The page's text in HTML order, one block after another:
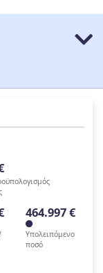
464.997 €
Υπολειπόμενο
ποσό